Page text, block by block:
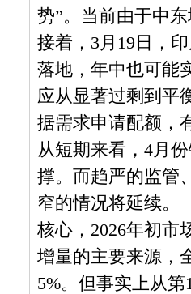
势”。当前由于中
接着，3月19日，
落地，年中也可能
应从显著过剩到平
据需求申请配额，
从短期来看，4月
撑。而趋严的监管
窄的情况将延续
核心，2026年初市
增量的主要来源，
5%。但事实上从